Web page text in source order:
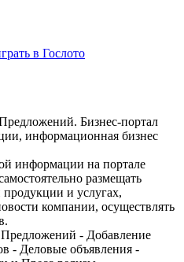
в Гослото
Бизнес-портал
информационная бизнес
информации на портале
размещать
и услугах,
компании, осуществлять
- Добавление
- Деловые объявления -